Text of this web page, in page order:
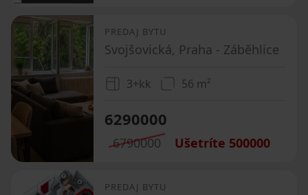
PREDAJ BYTU
Svojšovická, Praha - Záběhlice
3+kk 56 m²
6290000
6790000 Ušetríte 500000
PREDAJ BYTU